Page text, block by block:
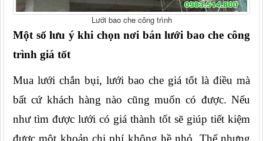
Lưới bao che công trình
Một số lưu ý khi chọn nơi bán lưới bao che công
trình giá tốt
Mua lưới chắn bụi, lưới bao che giá tốt là điều mà
bất cứ khách hàng nào cũng muốn có được. Nếu
như tìm được lưới có giá thành tốt sẽ giúp tiết kiệm
được một khoản chi phí không hề nhỏ. Thế nhưng